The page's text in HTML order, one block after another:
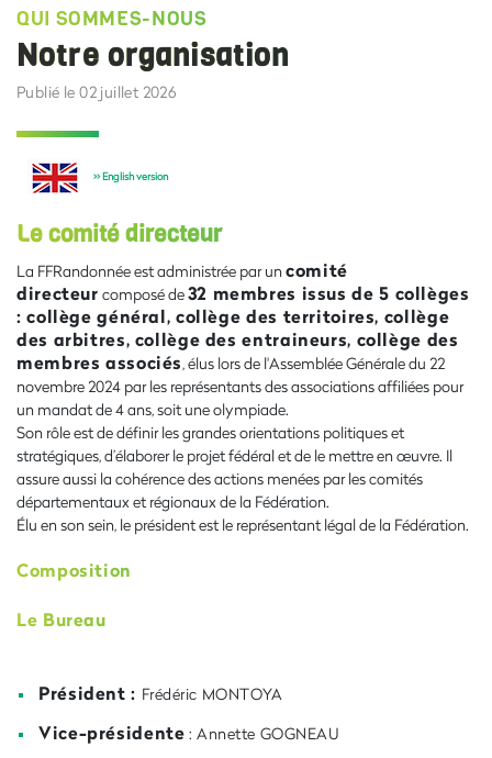
QUI SOMMES-NOUS
Notre organisation
Publié le 02 juillet 2026
>> English version
Le comité directeur
La FFRandonnée est administrée par uncomité
directeur composé de32 membres issus de 5 collèges
: collège général, collège des territoires, collège
des arbitres, collège des entraineurs, collège des
membres associés, élus lors de l'Assemblée Générale du 22
novembre 2024 par les représentants des associations affiliées pour
un mandat de 4 ans, soit une olympiade.
Son rôle est de définir les grandes orientations politiques et
stratégiques, d’élaborer le projet fédéral et de le mettre en œuvre. Il
assure aussi la cohérence des actions menées par les comités
départementaux et régionaux de la Fédération.
Élu en son sein, le président est le représentant légal de la Fédération.
Composition
Le Bureau
Président : Frédéric MONTOYA
Vice-présidente : Annette GOGNEAU